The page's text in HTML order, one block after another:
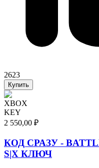
2623
Купить
XBOX
KEY
2 550,00 ₽
КОД СРАЗУ -
S|X КЛЮЧ